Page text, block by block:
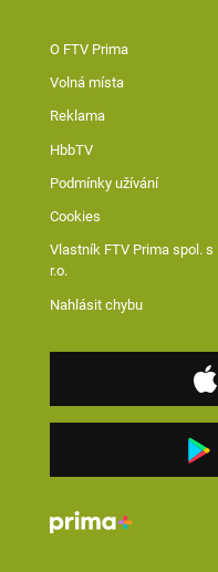
O FTV Prima
Volná místa
Reklama
HbbTV
Podmínky užívání
Cookies
Vlastník FTV Prima spol. s
r.o.
Nahlásit chybu